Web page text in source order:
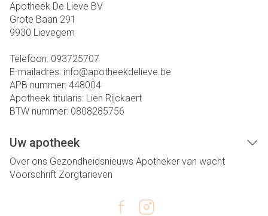
Apotheek De Lieve BV
Grote Baan 291
9930 Lievegem
Telefoon: 093725707
E-mailadres: info@apotheekdelieve.be
APB nummer: 448004
Apotheek titularis: Lien Rijckaert
BTW nummer: 0808285756
Uw apotheek
Over ons Gezondheidsnieuws Apotheker van wacht
Voorschrift Zorgtarieven